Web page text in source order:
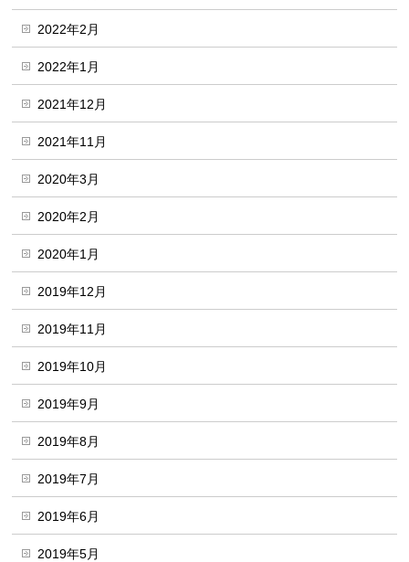
2022年2月
2022年1月
2021年12月
2021年11月
2020年3月
2020年2月
2020年1月
2019年12月
2019年11月
2019年10月
2019年9月
2019年8月
2019年7月
2019年6月
2019年5月